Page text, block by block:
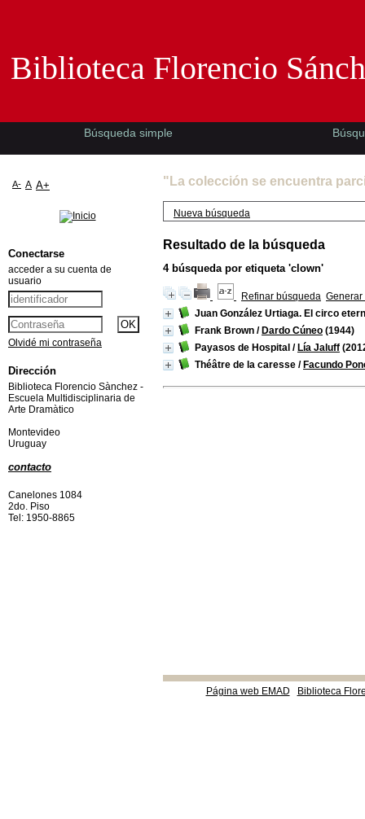
"La colección se encuentra
Nueva búsqueda
Resultado de la búsqueda
4búsqueda por etiqueta 'clown'
Refinar búsqueda Generar
Juan González Urtiaga. El circo
Frank Brown / Dardo Cúneo (1944)
Payasos de Hospital / Lía Jaluff
Théâtre de la caresse / Facundo
Página web EMAD Biblioteca
Biblioteca Florencio
Búsqueda simple
A- A A+
Conectarse
acceder a su cuenta de
usuario
Olvidé mi contraseña
Dirección
Biblioteca Florencio Sànchez -
Escuela Multidisciplinaria de
Arte Dramàtico
Montevideo
Uruguay
contacto
Canelones 1084
2do. Piso
Tel: 1950-8865